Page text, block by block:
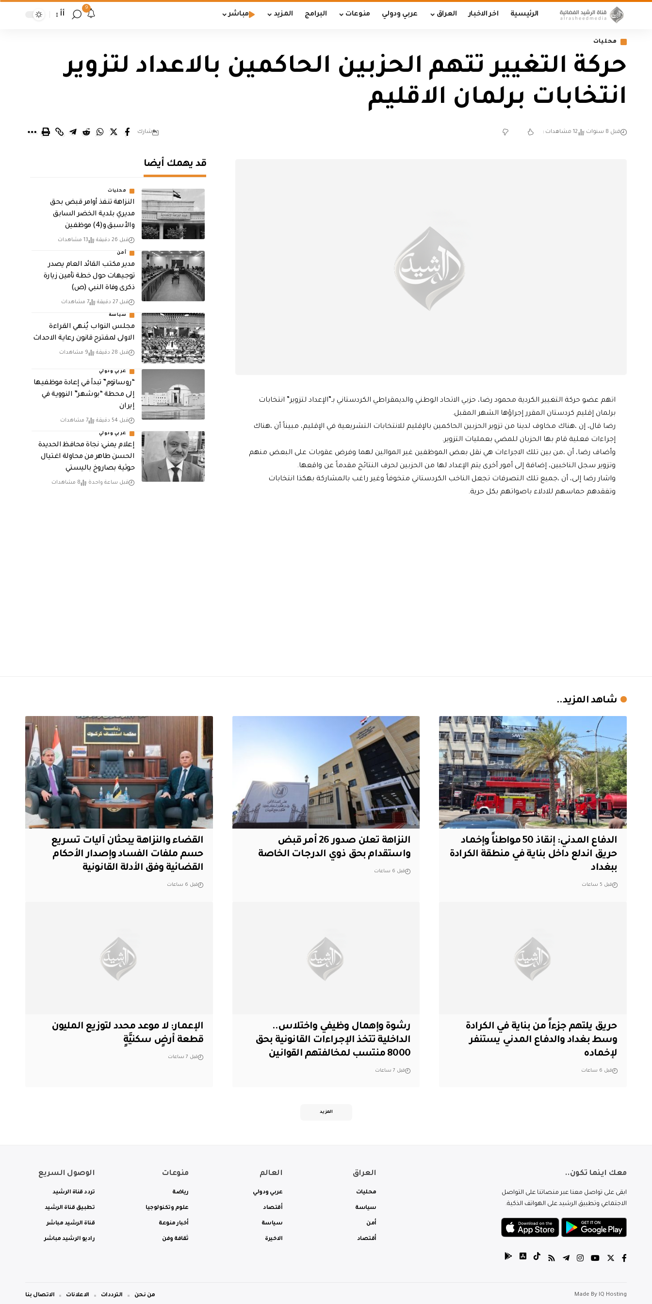
الرئيسية اخر الاخبار العراق عربي ودولي منوعات البرامج المزيد مباشر
9
أأ
محليات
حركة التغيير تتهم الحزبين الحاكمين بالاعداد لتزوير
انتخابات برلمان الاقليم
قبل 8 سنوات 12 مشاهدات شارك
اتهم عضو حركة التغيير الكردية محمود رضا، حزبي الاتحاد الوطني والديمقراطي الكردستاني بـ”الإعداد لتزوير” انتخابات
برلمان إقليم كردستان المقرر إجراؤها الشهر المقبل.
رضا قال، إن ،هناك مخاوف لدينا من تزوير الحزبين الحاكمين بالإقليم للانتخابات التشريعية في الإقليم، مبيناً أن ،هناك
إجراءات فعلية قام بها الحزبان للمضي بعمليات التزوير.
وأضاف رضا، أن ،من بين تلك الاجراءات هي نقل بعض الموظفين غير الموالين لهما وفرض عقوبات على البعض منهم
وتزوير سجل الناخبين، إضافة إلى أمور أخرى يتم الإعداد لها من الحزبين لحرف النتائج مقدماً عن واقعها.
واشار رضا إلى، أن ،جميع تلك التصرفات تجعل الناخب الكردستاني متخوفاً وغير راغب بالمشاركة بهكذا انتخابات
وتفقدهم حماسهم للادلاء باصواتهم بكل حرية.
قد يهمك أيضا
محليات
النزاهة تنفذ أوامر قبض بحق
مديري بلدية الخضر السابق
والأسبق و(4) موظفين
قبل 26 دقيقة 13 مشاهدات
أمن
مدير مكتب القائد العام يصدر
توجيهات حول خطة تأمين زيارة
ذكرى وفاة النبي (ص)
قبل 27 دقيقة 7 مشاهدات
سياسة
مجلس النواب يُنهي القراءة
الاولى لمقترح قانون رعاية الاحداث
قبل 28 دقيقة 9 مشاهدات
عربي ودولي
“روساتوم” تبدأ في إعادة موظفيها
إلى محطة “بوشهر” النووية في
إيران
قبل 54 دقيقة 7 مشاهدات
عربي ودولي
إعلام يمني: نجاة محافظ الحديدة
الحسن طاهر من محاولة اغتيال
حوثية بصاروخ باليستي
قبل ساعة واحدة 8 مشاهدات
شاهد المزيد..
الدفاع المدني: إنقاذ 50 مواطناً وإخماد
حريق اندلع داخل بناية في منطقة الكرادة
ببغداد
قبل 5 ساعات
النزاهة تعلن صدور 26 أمر قبض
واستقدام بحق ذوي الدرجات الخاصة
قبل 6 ساعات
القضاء والنزاهة يبحثان آليات تسريع
حسم ملفات الفساد وإصدار الأحكام
القضائية وفق الأدلة القانونية
قبل 6 ساعات
حريق يلتهم جزءاً من بناية في الكرادة
وسط بغداد والدفاع المدني يستنفر
لإخماده
قبل 6 ساعات
رشوة وإهمال وظيفي واختلاس..
الداخلية تتخذ الإجراءات القانونية بحق
8000 منتسب لمخالفتهم القوانين
قبل 7 ساعات
الإعمار: لا موعد محدد لتوزيع المليون
قطعة أرضٍ سكنيَّةٍ
قبل 7 ساعات
المزيد
معك اينما تكون..
ابقى على تواصل معنا عبر منصاتنا على التواصل
الاجتماعي وتطبيق الرشيد على الهواتف الذكية.
العراق
محليات
سياسة
أمن
أقتصاد
العالم
عربي ودولي
أقتصاد
سياسة
الاخيرة
منوعات
رياضة
علوم وتكنولوجيا
أخبار منوعة
ثقافة وفن
الوصول السريع
تردد قناة الرشيد
تطبيق قناة الرشيد
قناة الرشيد مباشر
راديو الرشيد مباشر
Made By IQ Hosting من نحن الترددات الاعلانات الاتصال بنا